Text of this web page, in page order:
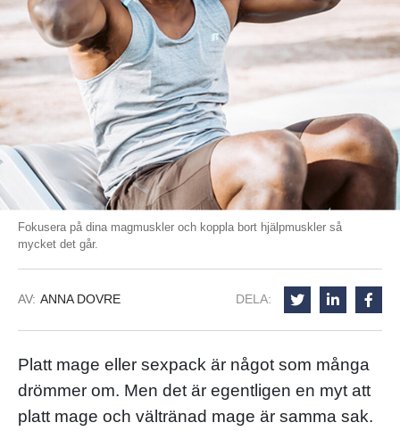
Fokusera på dina magmuskler och koppla bort hjälpmuskler så
mycket det går.
AV: ANNA DOVRE DELA:
Platt mage eller sexpack är något som många
drömmer om. Men det är egentligen en myt att
platt mage och vältränad mage är samma sak.